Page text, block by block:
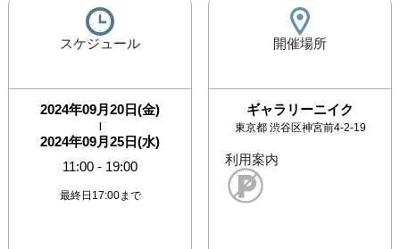
スケジュール
2024年09月20日(金)
|
2024年09月25日(水)
11:00 - 19:00
最終日17:00まで
開催場所
ギャラリーニイク
東京都 渋谷区神宮前4-2-19
利用案内